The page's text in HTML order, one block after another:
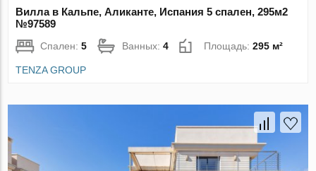
Вилла в Кальпе, Аликанте, Испания 5 спален, 295м2
№97589
Спален:5 Ванных:4 Площадь:295 м²
TENZA GROUP